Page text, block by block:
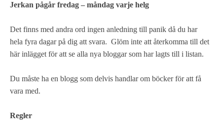
Jerkan pågår fredag – måndag varje helg
Det finns med andra ord ingen anledning till panik då du har
hela fyra dagar på dig att svara. Glöm inte att återkomma till det
här inlägget för att se alla nya bloggar som har lagts till i listan.
Du måste ha en blogg som delvis handlar om böcker för att få
vara med.
Regler